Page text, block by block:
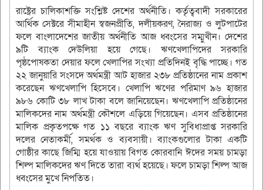
রাষ্ট্রের চালিকাশক্তি সংশ্লিষ্ট দেশের অর্থনীতি। কর্তৃত্ববাদী সরকারের
আর্থিক সেক্টরে সীমাহীন স্বজনপ্রীতি, দলীয়করণ, নৈরাজ্য ও লুটপাটের
ফলে বাংলাদেশের জাতীয় অর্থনীতি আজ ধ্বংসের সম্মুখীন। দেশের
৯টি ব্যাংক দেউলিয়া হয়ে গেছে। ঋণখেলাপিদের সরকারি
পৃষ্ঠপোষকতা দেয়ার ফলে খেলাপির সংখ্যা প্রতিদিনই বৃদ্ধি পাচ্ছে। গত
২২ জানুয়ারি সংসদে অর্থমন্ত্রী আট হাজার ২৩৮ প্রতিষ্ঠানের নাম প্রকাশ
করেছেন ঋণখেলাপি হিসেবে। খেলাপি ঋণের পরিমাণ ৯৬ হাজার
৯৮৬ কোটি ৩৮ লাখ টাকা বলে জানিয়েছেন। ঋণখেলাপি প্রতিষ্ঠানের
মালিকদের নাম অর্থমন্ত্রী কৌশলে এড়িয়ে গিয়েছেন। এসব প্রতিষ্ঠানের
মালিক প্রকৃতপক্ষে গত ১১ বছরে ব্যাংক ঋণ সুবিধাপ্রাপ্ত সরকারি
দলের নেতাকর্মী, সমর্থক ও ব্যবসায়ী। ব্যাংকগুলোর টাকা একটি
গোষ্ঠীর কাছে জিম্মি হয়ে যাওয়ায় বিগত কোরবানি ঈদের সময় চামড়া
শিল্প মালিকদের ঋণ দিতে তারা ব্যর্থ হয়েছে। ফলে চামড়া শিল্প আজ
ধ্বংসের মুখে নিপতিত।